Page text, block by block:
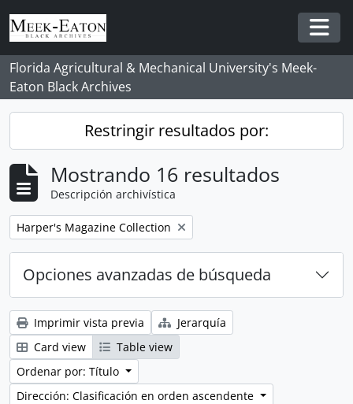
Skip to main content
Florida Agricultural & Mechanical University's Meek-
Eaton Black Archives
Restringir resultados por:
Mostrando 16 resultados
Descripción archivística
Remove filter:
Harper's Magazine Collection
Opciones avanzadas de búsqueda
Imprimir vista previa
Jerarquía
Card view
Table view
Ordenar por: Título
Dirección: Clasificación en orden ascendente